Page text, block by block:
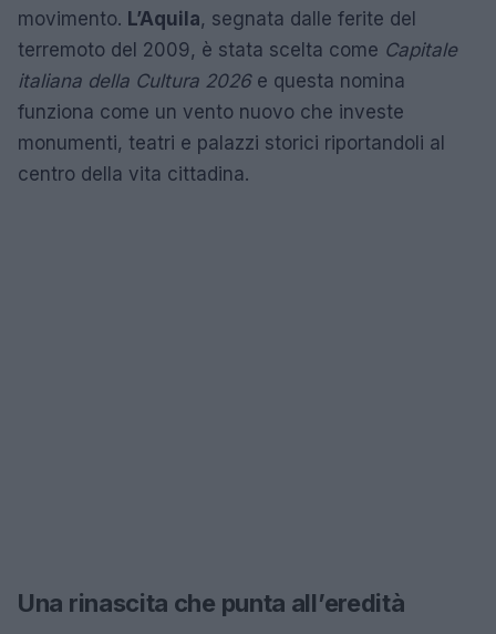
movimento. L’Aquila, segnata dalle ferite del
terremoto del 2009, è stata scelta come Capitale
italiana della Cultura 2026e questa nomina
funziona come un vento nuovo che investe
monumenti, teatri e palazzi storici riportandoli al
centro della vita cittadina.
Una rinascita che punta all’eredità